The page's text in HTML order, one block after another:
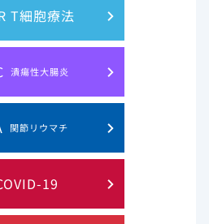
情報は、医師または薬剤師による指導に
サイトマップ
T細胞療法
潰瘍性大腸炎
関節リウマチ
19